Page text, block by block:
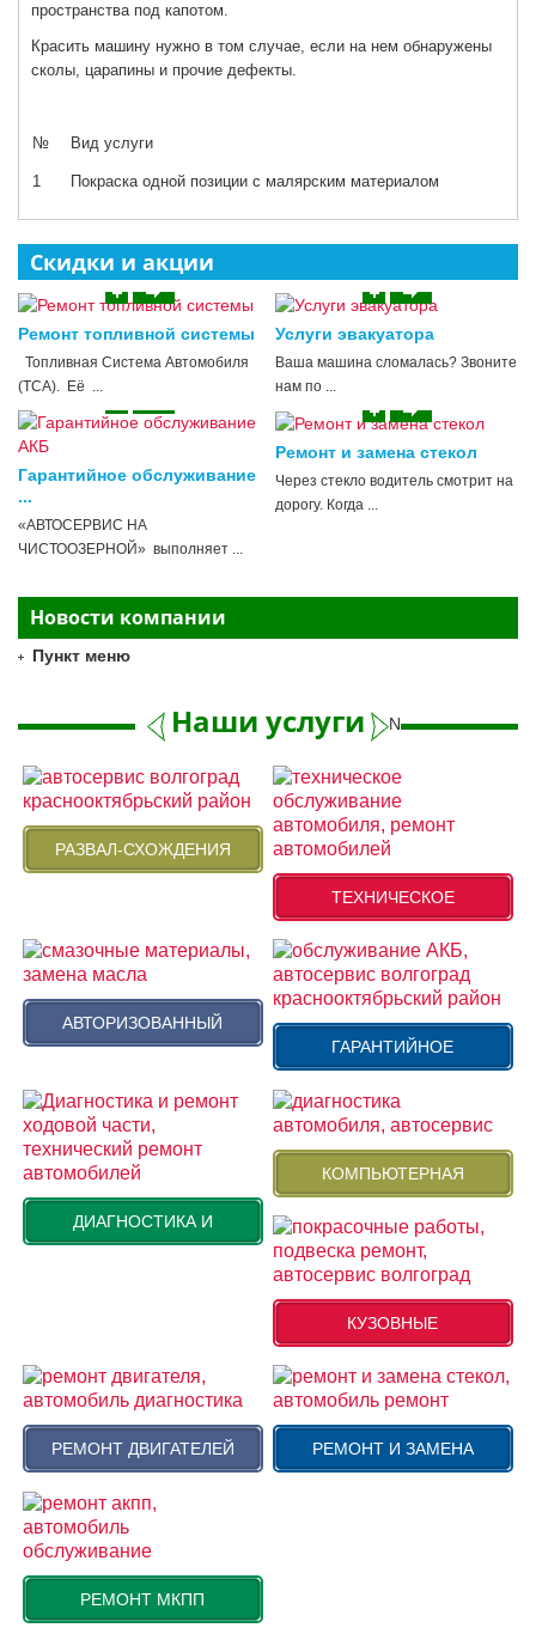
пространства под капотом.
Красить машину нужно в том случае, если на нем обнаружены
сколы, царапины и прочие дефекты.
№ Вид услуги
1 Покраска одной позиции с малярским материалом
Скидки и акции
Ремонт топливной системы
Топливная Система Автомобиля
(ТСА). Её ...
Услуги эвакуатора
Ваша машина сломалась? Звоните
нам по ...
Гарантийное обслуживание
...
«АВТОСЕРВИС НА
ЧИСТООЗЕРНОЙ» выполняет ...
Ремонт и замена стекол
Через стекло водитель смотрит на
дорогу. Когда ...
Новости компании
Пункт меню
Наши услуги Next
РАЗВАЛ-СХОЖДЕНИЯ
ТЕХНИЧЕСКОЕ
АВТОРИЗОВАННЫЙ
ГАРАНТИЙНОЕ
ДИАГНОСТИКА И
КОМПЬЮТЕРНАЯ
КУЗОВНЫЕ
РЕМОНТ ДВИГАТЕЛЕЙ РЕМОНТ И ЗАМЕНА
РЕМОНТ МКПП